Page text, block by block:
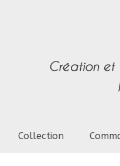
Collection